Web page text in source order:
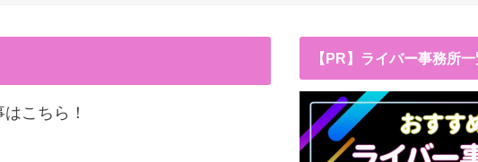
こちら！
【PR】ライバー事務所